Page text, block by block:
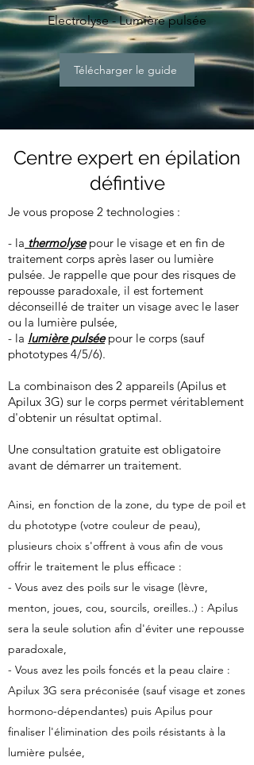
Electrolyse - Lumière pulsée
Télécharger le guide
Centre expert en épilation
défintive
Je vous propose 2 technologies :
- la thermolysepour le visage et en fin de
traitement corps après laser ou lumière
pulsée. Je rappelle que pour des risques de
repousse paradoxale, il est fortement
déconseillé de traiter un visage avec le laser
ou la lumière pulsée,
- la lumière pulséepour le corps (sauf
phototypes 4/5/6).
La combinaison des 2 appareils (Apilus et
Apilux 3G) sur le corps permet véritablement
d'obtenir un résultat optimal.
Une consultation gratuite est obligatoire
avant de démarrer un traitement.
Ainsi, en fonction de la zone, du type de poil et
du phototype (votre couleur de peau),
plusieurs choix s'offrent à vous afin de vous
offrir le traitement le plus efficace :
- Vous avez des poils sur le visage (lèvre,
menton, joues, cou, sourcils, oreilles..) : Apilus
sera la seule solution afin d'éviter une repousse
paradoxale,
- Vous avez les poils foncés et la peau claire :
Apilux 3G sera préconisée (sauf visage et zones
hormono-dépendantes) puis Apilus pour
finaliser l'élimination des poils résistants à la
lumière pulsée,